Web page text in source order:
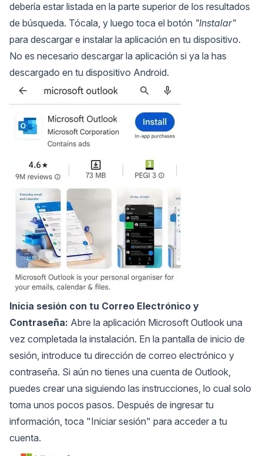
debería estar listada en la parte superior de los resultados
de búsqueda. Tócala, y luego toca el botón "Instalar"
para descargar e instalar la aplicación en tu dispositivo.
No es necesario descargar la aplicación si ya la has
descargado en tu dispositivo Android.
Inicia sesión con tu Correo Electrónico y
Contraseña: Abre la aplicación Microsoft Outlook una
vez completada la instalación. En la pantalla de inicio de
sesión, introduce tu dirección de correo electrónico y
contraseña. Si aún no tienes una cuenta de Outlook,
puedes crear una siguiendo las instrucciones, lo cual solo
toma unos pocos pasos. Después de ingresar tu
información, toca "Iniciar sesión" para acceder a tu
cuenta.